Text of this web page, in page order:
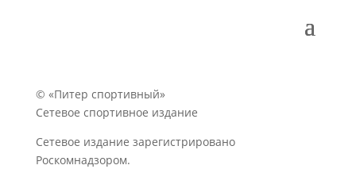
© «Питер спортивный»
Сетевое спортивное издание
Сетевое издание зарегистрировано
Роскомнадзором.